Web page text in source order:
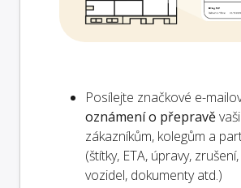
Posílejte značkové e-
oznámení o přepravě
zákazníkům, kolegům a
(štítky, ETA, úpravy,
vozidel, dokumenty atd.)